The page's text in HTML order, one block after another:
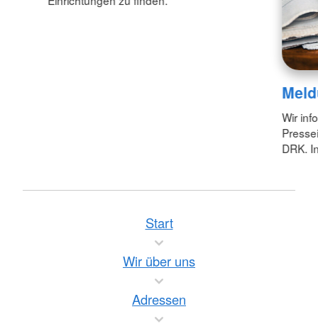
Wir
DRK.
Start
Wir über uns
Adressen